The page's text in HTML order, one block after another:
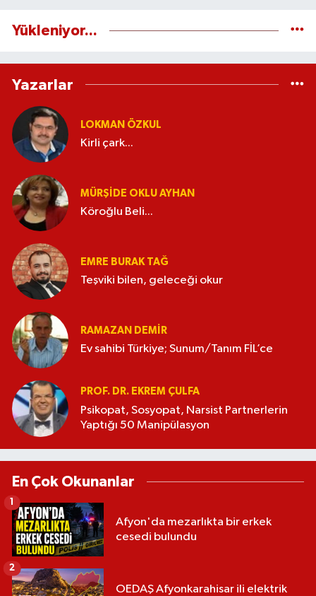
Yükleniyor...
Yazarlar
LOKMAN ÖZKUL
Kirli çark...
MÜRŞIDE OKLU AYHAN
Köroğlu Beli...
EMRE BURAK TAĞ
Teşviki bilen, geleceği okur
RAMAZAN DEMİR
Ev sahibi Türkiye; Sunum/Tanım FİL’ce
PROF. DR. EKREM ÇULFA
Psikopat, Sosyopat, Narsist Partnerlerin
Yaptığı 50 Manipülasyon
En Çok Okunanlar
Afyon'da mezarlıkta bir erkek
cesedi bulundu
1
OEDAŞ Afyonkarahisar ili elektrik
2